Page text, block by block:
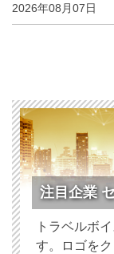
2026年08月07日
注目企業
トラベルボ
す。ロゴを